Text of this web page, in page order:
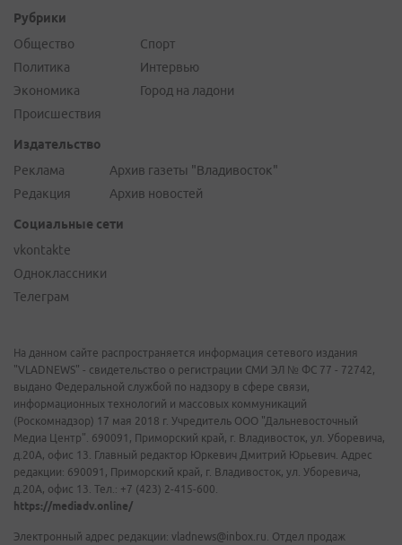
Рубрики
Общество
Политика
Экономика
Происшествия
Спорт
Интервью
Город на ладони
Издательство
Реклама
Редакция
Архив газеты "Владивосток"
Архив новостей
Социальные сети
vkontakte
Одноклассники
Телеграм
На данном сайте распространяется информация сетевого издания
"VLADNEWS" - свидетельство о регистрации СМИ ЭЛ № ФС 77 - 72742,
выдано Федеральной службой по надзору в сфере связи,
информационных технологий и массовых коммуникаций
(Роскомнадзор) 17 мая 2018 г. Учредитель ООО "Дальневосточный
Медиа Центр". 690091, Приморский край, г. Владивосток, ул. Уборевича,
д.20А, офис 13. Главный редактор Юркевич Дмитрий Юрьевич. Адрес
редакции: 690091, Приморский край, г. Владивосток, ул. Уборевича,
д.20А, офис 13. Тел.: +7 (423) 2-415-600.
https://mediadv.online/
Электронный адрес редакции: vladnews@inbox.ru. Отдел продаж